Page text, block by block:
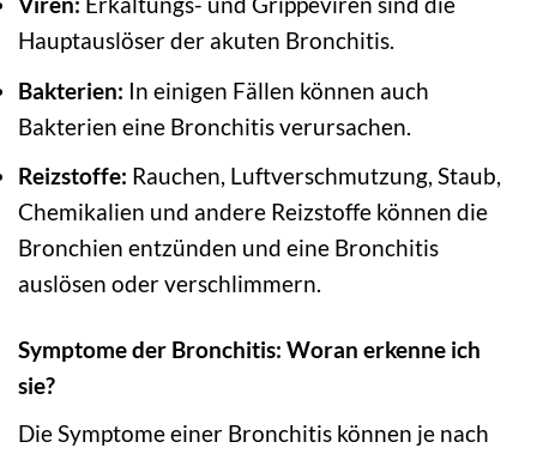
Hauptauslöser der akuten Bronchitis.
Bakterien: In einigen Fällen können auch
Bakterien eine Bronchitis verursachen.
Reizstoffe: Rauchen, Luftverschmutzung, Staub,
Chemikalien und andere Reizstoffe können die
Bronchien entzünden und eine Bronchitis
auslösen oder verschlimmern.
Symptome der Bronchitis: Woran erkenne ich
sie?
Die Symptome einer Bronchitis können je nach